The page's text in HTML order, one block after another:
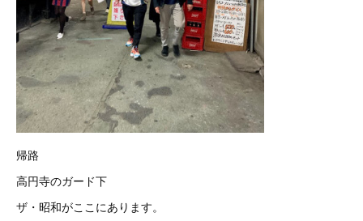
帰路
高円寺のガード下
ザ・昭和がここにあります。